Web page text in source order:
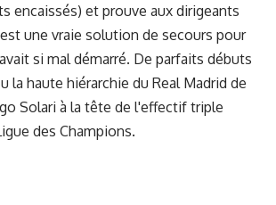
encaissés) et prouve aux dirigeants
une vraie solution de secours pour
si mal démarré. De parfaits débuts
la haute hiérarchie du Real Madrid de
Solari à la tête de l'effectif triple
des Champions.